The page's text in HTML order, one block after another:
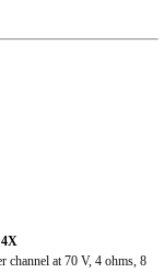
at 70 V, 4 ohms, 8